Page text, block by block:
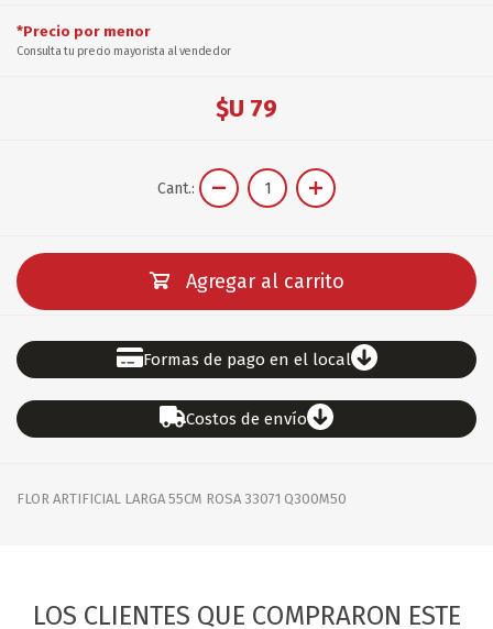
*Precio por menor
Consulta tu precio mayorista al vendedor
$U 79
Cant.:
Agregar al carrito
Formas de pago en el local
Costos de envío
FLOR ARTIFICIAL LARGA 55CM ROSA 33071 Q300M50
LOS CLIENTES QUE COMPRARON ESTE